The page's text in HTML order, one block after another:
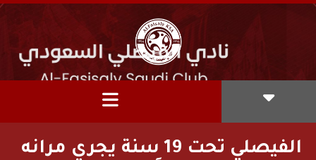
‏⁧الفيصلي‬⁩ تحت 19 سنة يجري مرانه